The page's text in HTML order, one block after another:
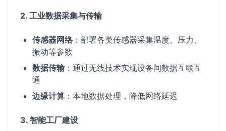
2. 工业数据采集与传输
传感器网络：部署各类传感器采集温度、压力、
振动等参数
数据传输：通过无线技术实现设备间数据互联互
通
边缘计算 ：本地数据处理，降低网络延迟
3. 智能工厂建设